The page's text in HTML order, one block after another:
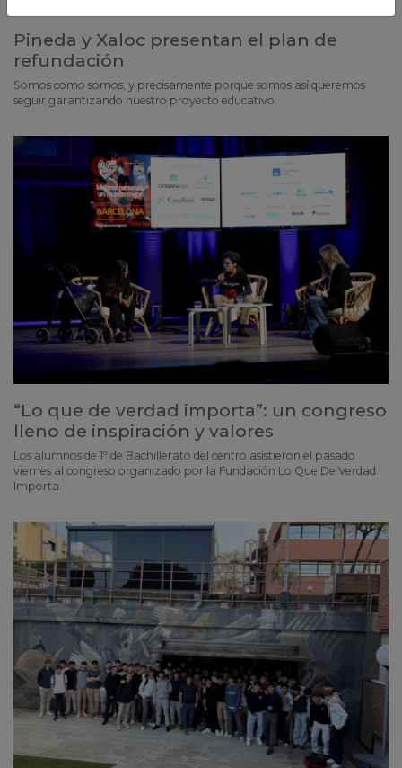
Pineda y Xaloc presentan el plan de
refundación
Somos como somos, y precisamente porque somos así queremos
seguir garantizando nuestro proyecto educativo.
“Lo que de verdad importa”: un congreso
lleno de inspiración y valores
Los alumnos de 1º de Bachillerato del centro asistieron el pasado
viernes al congreso organizado por la Fundación Lo Que De Verdad
Importa.